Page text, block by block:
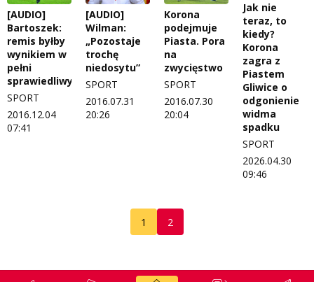
[AUDIO]
Bartoszek:
remis byłby
wynikiem w
pełni
sprawiedliwym
SPORT
2016.12.04
07:41
[AUDIO]
Wilman:
„Pozostaje
trochę
niedosytu”
SPORT
2016.07.31
20:26
Korona
podejmuje
Piasta. Pora
na
zwycięstwo
SPORT
2016.07.30
20:04
Jak nie
teraz, to
kiedy?
Korona
zagra z
Piastem
Gliwice o
odgonienie
widma
spadku
SPORT
2026.04.30
09:46
1 2